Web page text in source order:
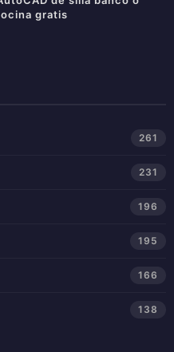
gratis
261
231
196
195
166
138